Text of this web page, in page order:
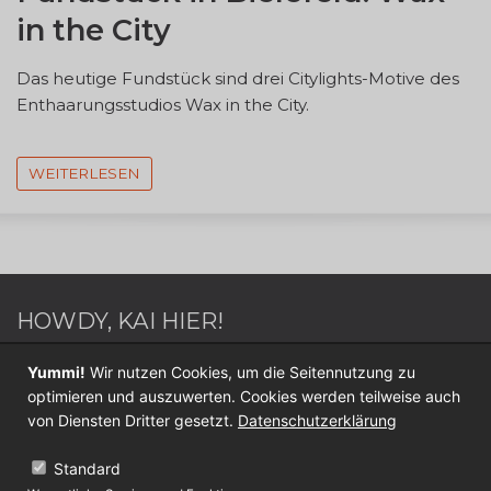
in the City
Das heutige Fundstück sind drei Citylights-Motive des
Enthaarungsstudios Wax in the City.
WEITERLESEN
HOWDY, KAI HIER!
Webdesigner / Webentwickler - Blogger - Switch
Sportler - Internet Nerd - Medien Junkie -
Werderaner - Papa.
Folge mir jetzt auf
Yummi! Wir nutzen Cookies, um die Seitennutzung zu
optimieren und auszuwerten. Cookies werden teilweise auch
von Diensten Dritter gesetzt. Datenschutzerklärung
Standard